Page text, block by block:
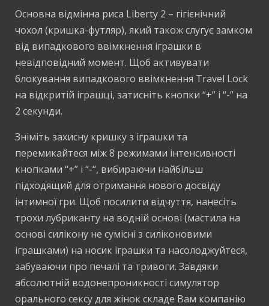
Основна відмінна риса Liberty 2 – гігієнічний
чохол (кришка-футляр), який також слугує замком
від випадкового ввімкнення іграшки в
невідповідний момент. Щоб активувати
блокування випадкового ввімкнення Travel Lock
на відкритій іграшці, затисніть кнопки “+” і “-” на
2 секунди.
Зніміть захисну кришку з іграшки та
перемикайтеся між 8 режимами інтенсивності
кнопками “+” і “-“, вибираючи найбільш
підходящий для отримання нового досвіду
інтимної гри. Щоб посилити відчуття, нанесіть
трохи лубриканту на водній основі (мастила на
основі силікону не сумісні з силіконовими
іграшками) на носик іграшки та насолоджуйтеся,
забуваючи про печалі та тривоги. Завдяки
абсолютній водонепроникності симулятор
орального сексу для жінок складе Вам компанію